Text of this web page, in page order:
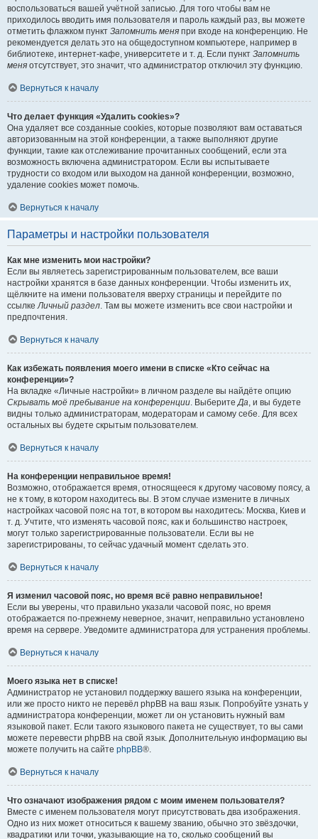
воспользоваться вашей учётной записью. Для того чтобы вам не
приходилось вводить имя пользователя и пароль каждый раз, вы можете
отметить флажком пункт Запомнить меня при входе на конференцию. Не
рекомендуется делать это на общедоступном компьютере, например в
библиотеке, интернет-кафе, университете и т. д. Если пункт Запомнить
меня отсутствует, это значит, что администратор отключил эту функцию.
Вернуться к началу
Что делает функция «Удалить cookies»?
Она удаляет все созданные cookies, которые позволяют вам оставаться
авторизованным на этой конференции, а также выполняют другие
функции, такие как отслеживание прочитанных сообщений, если эта
возможность включена администратором. Если вы испытываете
трудности со входом или выходом на данной конференции, возможно,
удаление cookies может помочь.
Вернуться к началу
Параметры и настройки пользователя
Как мне изменить мои настройки?
Если вы являетесь зарегистрированным пользователем, все ваши
настройки хранятся в базе данных конференции. Чтобы изменить их,
щёлкните на имени пользователя вверху страницы и перейдите по
ссылкеЛичный раздел. Там вы можете изменить все свои настройки и
предпочтения.
Вернуться к началу
Как избежать появления моего имени в списке «Кто сейчас на
конференции»?
На вкладке «Личные настройки» в личном разделе вы найдёте опцию
Скрывать моё пребывание на конференции. ВыберитеДа, и вы будете
видны только администраторам, модераторам и самому себе. Для всех
остальных вы будете скрытым пользователем.
Вернуться к началу
На конференции неправильное время!
Возможно, отображается время, относящееся к другому часовому поясу, а
не к тому, в котором находитесь вы. В этом случае измените в личных
настройках часовой пояс на тот, в котором вы находитесь: Москва, Киев и
т. д. Учтите, что изменять часовой пояс, как и большинство настроек,
могут только зарегистрированные пользователи. Если вы не
зарегистрированы, то сейчас удачный момент сделать это.
Вернуться к началу
Я изменил часовой пояс, но время всё равно неправильное!
Если вы уверены, что правильно указали часовой пояс, но время
отображается по-прежнему неверное, значит, неправильно установлено
время на сервере. Уведомите администратора для устранения проблемы.
Вернуться к началу
Моего языка нет в списке!
Администратор не установил поддержку вашего языка на конференции,
или же просто никто не перевёл phpBB на ваш язык. Попробуйте узнать у
администратора конференции, может ли он установить нужный вам
языковой пакет. Если такого языкового пакета не существует, то вы сами
можете перевести phpBB на свой язык. Дополнительную информацию вы
можете получить на сайте phpBB®.
Вернуться к началу
Что означают изображения рядом с моим именем пользователя?
Вместе с именем пользователя могут присутствовать два изображения.
Одно из них может относиться к вашему званию, обычно это звёздочки,
квадратики или точки, указывающие на то, сколько сообщений вы